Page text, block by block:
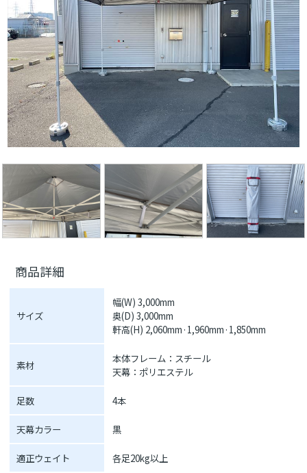
商品詳細
サイズ
幅(W) 3,000mm
奥(D) 3,000mm
軒高(H) 2,060mm·1,960mm·1,850mm
素材
本体フレーム：スチール
天幕：ポリエステル
足数 4本
天幕カラー 黒
適正ウェイト 各足20kg以上